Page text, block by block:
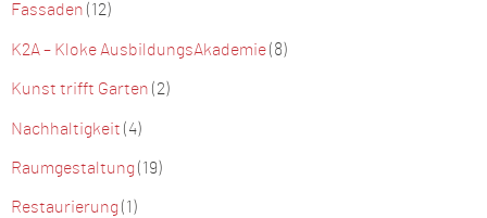
Fassaden (12)
K2A – Kloke AusbildungsAkademie(8)
Kunst trifft Garten (2)
Nachhaltigkeit (4)
Raumgestaltung (19)
Restaurierung (1)